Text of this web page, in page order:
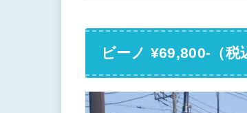
ビーノ ¥69,800-（税